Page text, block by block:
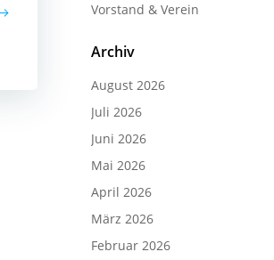
Vorstand & Verein
Archiv
August 2026
Juli 2026
Juni 2026
Mai 2026
April 2026
März 2026
Februar 2026